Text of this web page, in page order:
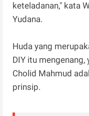
keteladanan," kata
Yudana.
Huda yang
DIY itu
Cholid Mahmud
prinsip.